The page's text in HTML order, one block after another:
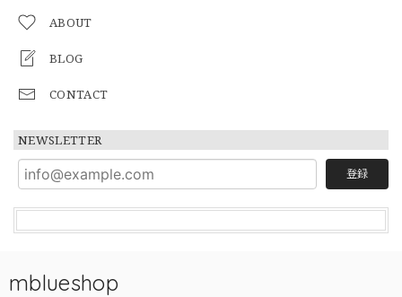
ABOUT
BLOG
CONTACT
NEWSLETTER
登録
mblueshop